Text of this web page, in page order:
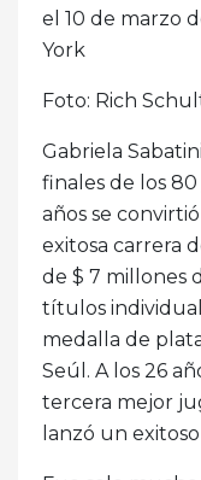
el 10 de marzo
York
Foto: Rich
Gabriela
finales de los 80
años se
exitosa carrera
de $ 7 millones
títulos
medalla de
Seúl. A los 26
tercera mejor
lanzó un